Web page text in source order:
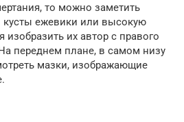
то можно заметить
ежевики или высокую
изобразить их автор с правого
переднем плане, в самом низу
мазки, изображающие